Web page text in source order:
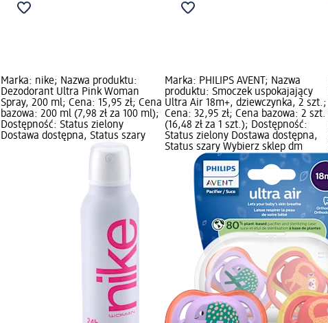
Marka: nike; Nazwa produktu:
Dezodorant Ultra Pink Woman
Spray, 200 ml; Cena: 15,95 zł; Cena
bazowa: 200 ml (7,98 zł za 100 ml);
Dostępność: Status zielony
Dostawa dostępna, Status szary
Marka: PHILIPS AVENT; Nazwa
produktu: Smoczek uspokajający
Ultra Air 18m+, dziewczynka, 2 szt.;
Cena: 32,95 zł; Cena bazowa: 2 szt.
(16,48 zł za 1 szt.); Dostępność:
Status zielony Dostawa dostępna,
Status szary Wybierz sklep dm